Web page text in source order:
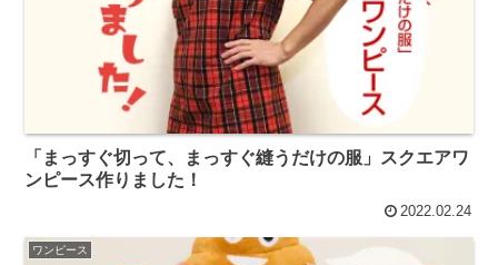
「まっすぐ切って、まっすぐ縫うだけの服」スクエアワ
ンピース作りました！
2022.02.24
ワンピース